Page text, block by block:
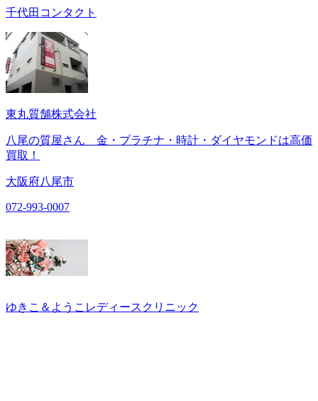
千代田コンタクト
東丸質舗株式会社
八尾の質屋さん 金・プラチナ・時計・ダイヤモンドは高価
買取！
大阪府八尾市
072-993-0007
ゆきこ＆ようこレディースクリニック